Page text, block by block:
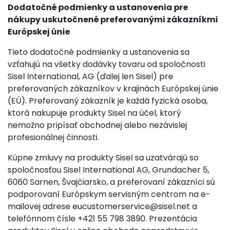
Dodatočné podmienky a ustanovenia pre
nákupy uskutočnené preferovanými zákazníkmi
Európskej únie
Tieto dodatočné podmienky a ustanovenia sa
vzťahujú na všetky dodávky tovaru od spoločnosti
Sisel International, AG (ďalej len Sisel) pre
preferovaných zákazníkov v krajinách Európskej únie
(EÚ). Preferovaný zákazník je každá fyzická osoba,
ktorá nakupuje produkty Sisel na účel, ktorý
nemožno pripísať obchodnej alebo nezávislej
profesionálnej činnosti.
Kúpne zmluvy na produkty Sisel sa uzatvárajú so
spoločnosťou Sisel International AG, Grundacher 5,
6060 Sarnen, Švajčiarsko, a preferovaní zákazníci sú
podporovaní Európskym servisným centrom na e-
mailovej adreseeucustomerservice@sisel.net a
telefónnom čísle +421 55 798 3890. Prezentácia